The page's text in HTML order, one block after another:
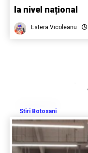
la nivel național
Estera Vicoleanu
Stiri Botosani